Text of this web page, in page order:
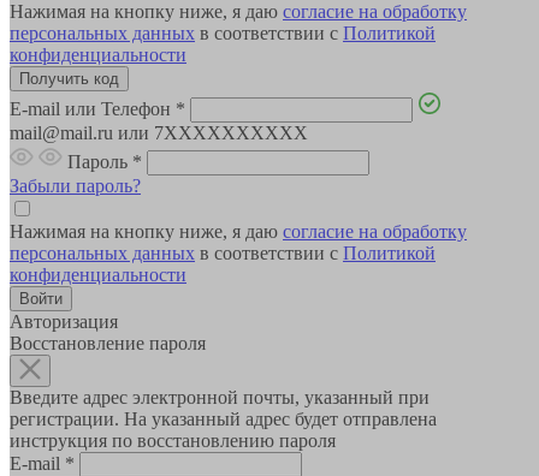
Нажимая на кнопку ниже, я даю согласие на обработку
персональных данных в соответствии с Политикой
конфиденциальности
E-mail или Телефон *
mail@mail.ru или 7XXXXXXXXXX
Пароль *
Забыли пароль?
Нажимая на кнопку ниже, я даю согласие на обработку
персональных данных в соответствии с Политикой
конфиденциальности
Авторизация
Восстановление пароля
Введите адрес электронной почты, указанный при
регистрации. На указанный адрес будет отправлена
инструкция по восстановлению пароля
E-mail *